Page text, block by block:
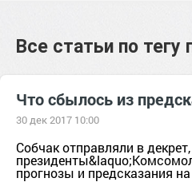
Все статьи по тегу
Что сбылось из
30 дек 2017 10:00
Собчак отправляли в
прогнозы и предсказания